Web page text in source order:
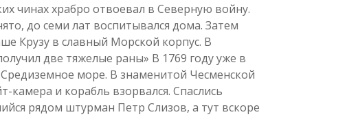
чинах храбро отвоевал в Северную войну.
до семи лат воспитывался дома. Затем
Крузу в славный Морской корпус. В
две тяжелые раны» В 1769 году уже в
море. В знаменитой Чесменской
камера и корабль взорвался. Спаслись
рядом штурман Петр Слизов, а тут вскоре